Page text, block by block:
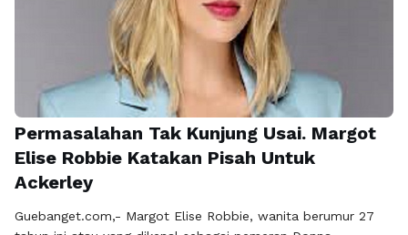
Permasalahan Tak Kunjung Usai. Margot
Elise Robbie Katakan Pisah Untuk
Ackerley
Guebanget.com,- Margot Elise Robbie, wanita berumur 27